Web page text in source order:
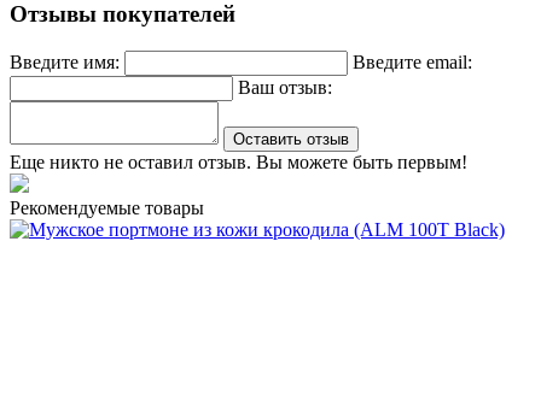
Отзывы покупателей
Введите имя:
Введите email:
Ваш отзыв:
Оставить отзыв
Еще никто не оставил отзыв. Вы можете быть первым!
Рекомендуемые товары